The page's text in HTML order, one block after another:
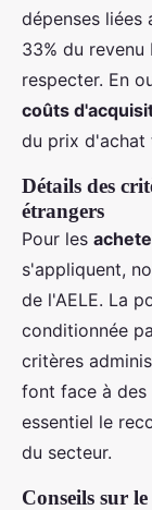
dépenses liées
33% du
respecter. En
coûts
du prix d'achat
Détails des
étrangers
Pour les
s'appliquent,
de l'AELE. La
conditionnée
critères
font face à des
essentiel le
du secteur.
Conseils sur